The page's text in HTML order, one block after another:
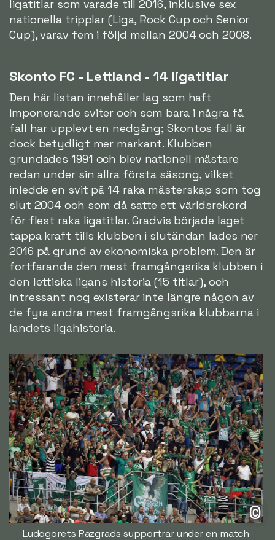
ligatitlar som varade till 2016, inklusive sex
nationella tripplar (Liga, Rock Cup och Senior
Cup), varav fem i följd mellan 2004 och 2008.
Skonto FC - Lettland - 14 ligatitlar
Den här listan innehåller lag som haft
imponerande sviter och som bara i några få
fall har upplevt en nedgång; Skontos fall är
dock betydligt mer markant. Klubben
grundades 1991 och blev nationell mästare
redan under sin allra första säsong, vilket
inledde en svit på 14 raka mästerskap som tog
slut 2004 och som då satte ett världsrekord
för flest raka ligatitlar. Gradvis började laget
tappa kraft tills klubben i slutändan lades ner
2016 på grund av ekonomiska problem. Den är
fortfarande den mest framgångsrika klubben i
den lettiska ligans historia (15 titlar), och
intressant nog existerar inte längre någon av
de fyra andra mest framgångsrika klubbarna i
landets ligahistoria.
©
Ludogorets Razgrads supportrar under en match